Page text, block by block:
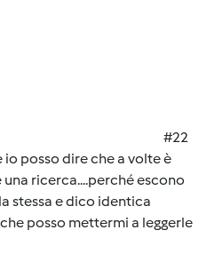
#22
posso dire che a volte è
ricerca....perché escono
stessa e dico identica
posso mettermi a leggerle